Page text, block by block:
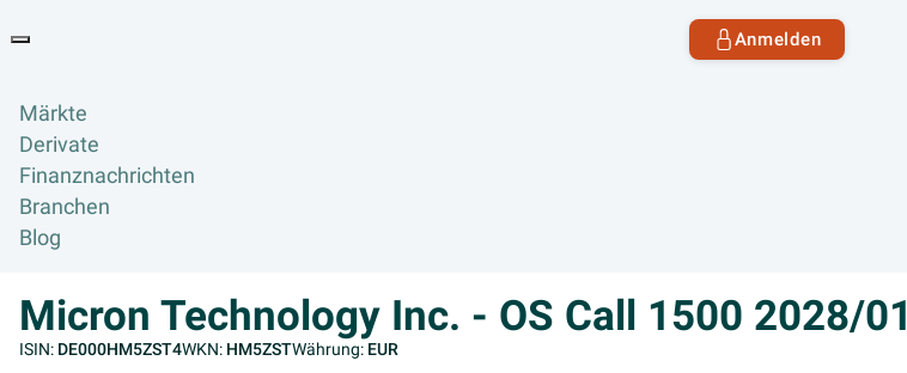
Anmelden
Märkte
Derivate
Finanznachrichten
Branchen
Blog
Micron Technology Inc. - OS Call 1500 2028/01
ISIN: DE000HM5ZST4WKN: HM5ZSTWährung: EUR